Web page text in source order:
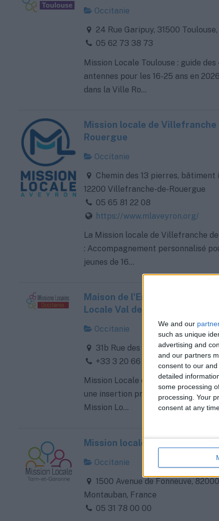
We and our
such as unique
advertising and
and our partners
consent to our
detailed
some processing
processing. Your
consent at any
Occitanie
24 Rue Garipuy, 31500
05 62 73 38 73
Mission Locale Toulouse : guide des
antennes pour les 16-25 ans en
dans la Ville Ro...
Mission locale de Villefranche
Rouergue
Occitanie
Chemin des 13 pierres,
12200 Villefranche-de-Rouergue
05 65 81 22 08
https://www.mlaveyron.org/
La Mission locale de Villefranche
: Accompagnement personnalisé
jeunes de 16...
Maison de l'Emploi - PLIE -
Locale Val de Marque
Occitanie
31b Rue des Écoles, 59510 Hem,
+33 3 20 66 70 15
Mission Locale de Hem : Votre
une insertion professionnelle
Mission Lo...
Mission locale de Montauban
Occitanie
1500 Avenue de Fonneuve, 82000
Montauban, France
05 31 78 00 00